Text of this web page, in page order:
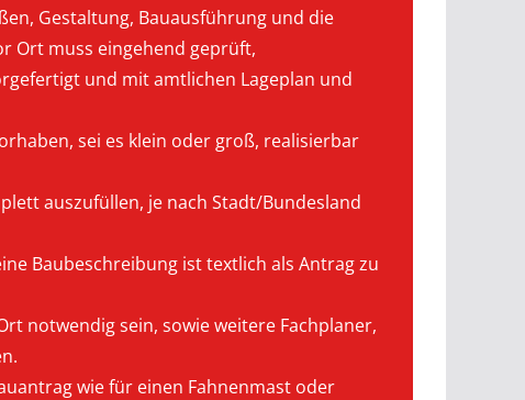
Gestaltung, Bauausführung und die
Ort muss eingehend geprüft,
und mit amtlichen Lageplan und
sei es klein oder groß, realisierbar
auszufüllen, je nach Stadt/Bundesland
Baubeschreibung ist textlich als Antrag zu
notwendig sein, sowie weitere Fachplaner,
wie für einen Fahnenmast oder